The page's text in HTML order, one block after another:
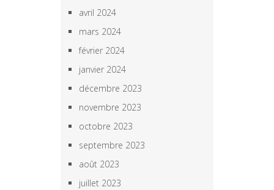
avril 2024
mars 2024
février 2024
janvier 2024
décembre 2023
novembre 2023
octobre 2023
septembre 2023
août 2023
juillet 2023